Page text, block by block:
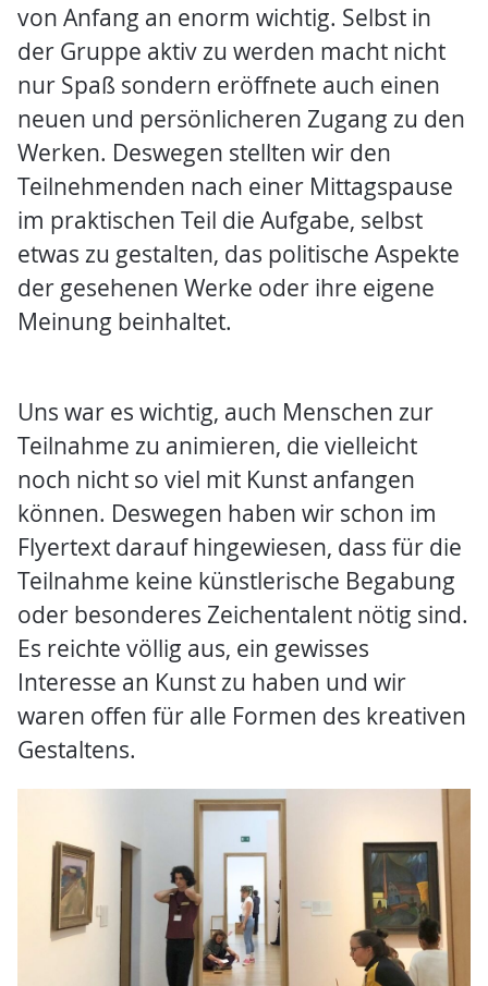
von Anfang an enorm wichtig. Selbst in
der Gruppe aktiv zu werden macht nicht
nur Spaß sondern eröffnete auch einen
neuen und persönlicheren Zugang zu den
Werken. Deswegen stellten wir den
Teilnehmenden nach einer Mittagspause
im praktischen Teil die Aufgabe, selbst
etwas zu gestalten, das politische Aspekte
der gesehenen Werke oder ihre eigene
Meinung beinhaltet.
Uns war es wichtig, auch Menschen zur
Teilnahme zu animieren, die vielleicht
noch nicht so viel mit Kunst anfangen
können. Deswegen haben wir schon im
Flyertext darauf hingewiesen, dass für die
Teilnahme keine künstlerische Begabung
oder besonderes Zeichentalent nötig sind.
Es reichte völlig aus, ein gewisses
Interesse an Kunst zu haben und wir
waren offen für alle Formen des kreativen
Gestaltens.